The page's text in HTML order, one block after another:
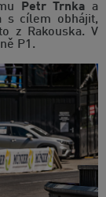
Petr Trnka a
s cílem obhájit,
z Rakouska. V
P1.